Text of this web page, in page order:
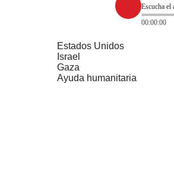
Escucha el
00:00:00
Estados Unidos
Israel
Gaza
Ayuda humanitaria